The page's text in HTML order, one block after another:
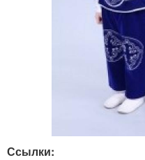
Ссылки: